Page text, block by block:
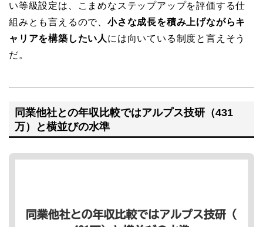
い等級設定は、こまめなステップアップを評価する仕
組みとも言えるので、 小さな成長を積み上げながらキ
ャリアを構築したい人 には向いている制度と言えそう
だ。
同業他社との年収比較ではアルプス技研（431
万）と横並びの水準